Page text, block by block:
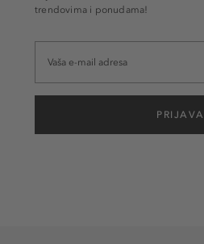
trendovima i ponudama!
PRIJAVA